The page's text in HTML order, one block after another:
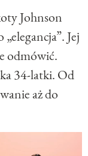
Johnson
Jej
odmówić.
34-latki. Od
aż do